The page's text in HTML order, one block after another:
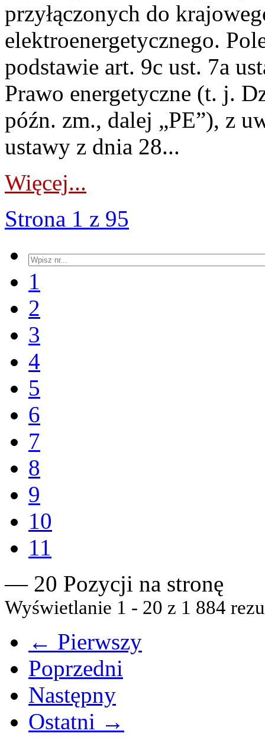
przyłączonych do
elektroenergetycznego.
podstawie art. 9c ust. 7a
Prawo energetyczne (t. j.
późn. zm., dalej „PE”), z
ustawy z dnia 28...
Więcej...
Strona 1 z 95
1
2
3
4
5
6
7
8
9
10
11
— 20 Pozycji na stronę
Wyświetlanie 1 - 20 z 1 884
← Pierwszy
Poprzedni
Następny
Ostatni →